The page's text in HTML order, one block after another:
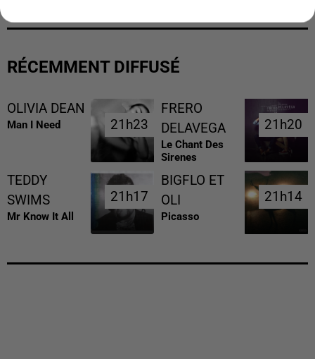
RÉCEMMENT DIFFUSÉ
OLIVIA DEAN
Man I Need 21h23
21h23
FRERO
DELAVEGA
Le Chant Des
Sirenes
21h20
21h20
TEDDY
SWIMS
Mr Know It All
21h17
21h17
BIGFLO ET
OLI
Picasso
21h14
21h14